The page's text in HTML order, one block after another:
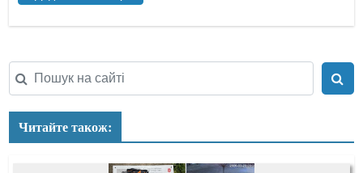
Читайте також: